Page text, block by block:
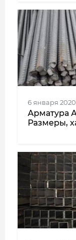
6 января 2020
Арматура
Размеры,